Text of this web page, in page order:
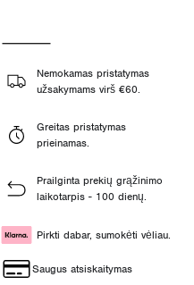
Nemokamas pristatymas
užsakymams virš €60.
Greitas pristatymas
prieinamas.
Prailginta prekių grąžinimo
laikotarpis - 100 dienų.
Pirkti dabar, sumokėti vėliau.
Saugus atsiskaitymas